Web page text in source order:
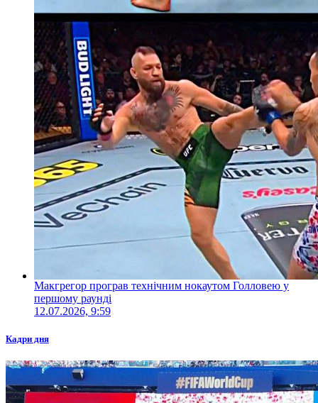
Макгрегор програв технічним нокаутом Голловею у
першому раунді
12.07.2026, 9:59
Кадри дня